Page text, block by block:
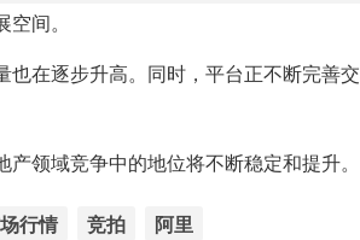
间。
在逐步升高。同时，平台正不断完善
领域竞争中的地位将不断稳定和提升。
行情 竞拍 阿里